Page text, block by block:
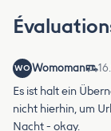
WO Womoman
Es ist halt ein
nicht hierhin, um
Nacht - okay.